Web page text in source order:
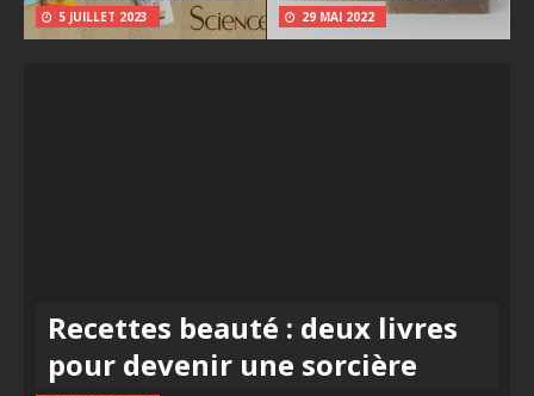
5 JUILLET 2023 29 MAI 2022
Recettes beauté : deux livres
pour devenir une sorcière